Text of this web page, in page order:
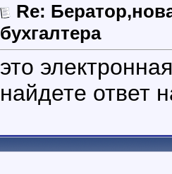
Re:
бухгалтера
это
найдете ответ